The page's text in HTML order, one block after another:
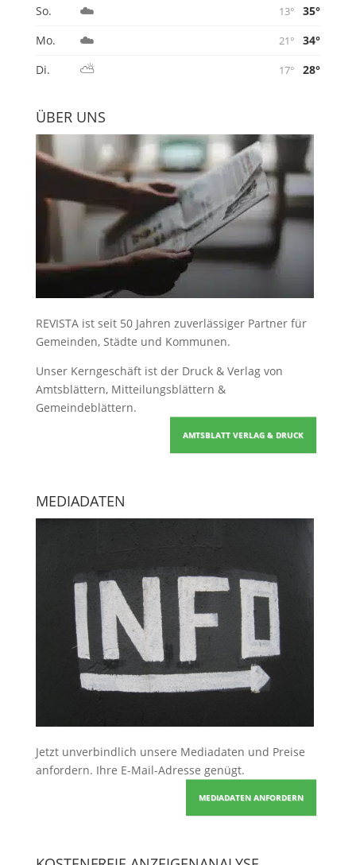
So. ☁️ 13°
35°
Mo.
☁️ 21°
34°
Di.
⛅ 17° 28°
ÜBER UNS
REVISTA ist seit 50 Jahren zuverlässiger Partner für
Gemeinden, Städte und Kommunen.
Unser Kerngeschäft ist der Druck & Verlag von
Amtsblättern, Mitteilungsblättern &
Gemeindeblättern.
AMTSBLATT VERLAG & DRUCK
MEDIADATEN
Jetzt unverbindlich unsere Mediadaten und Preise
anfordern. Ihre E-Mail-Adresse genügt.
MEDIADATEN ANFORDERN